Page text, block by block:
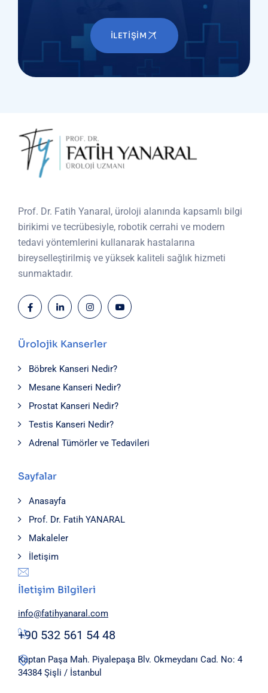
İLETIŞIM
Prof. Dr. Fatih Yanaral, üroloji alanında kapsamlı bilgi
birikimi ve tecrübesiyle, robotik cerrahi ve modern
tedavi yöntemlerini kullanarak hastalarına
bireyselleştirilmiş ve yüksek kaliteli sağlık hizmeti
sunmaktadır.
Ürolojik Kanserler
Böbrek Kanseri Nedir?
Mesane Kanseri Nedir?
Prostat Kanseri Nedir?
Testis Kanseri Nedir?
Adrenal Tümörler ve Tedavileri
Sayfalar
Anasayfa
Prof. Dr. Fatih YANARAL
Makaleler
İletişim
İletişim Bilgileri
Kaptan Paşa Mah. Piyalepaşa Blv. Okmeydanı Cad. No: 4
34384 Şişli / İstanbul
+90 532 561 54 48
info@fatihyanaral.com